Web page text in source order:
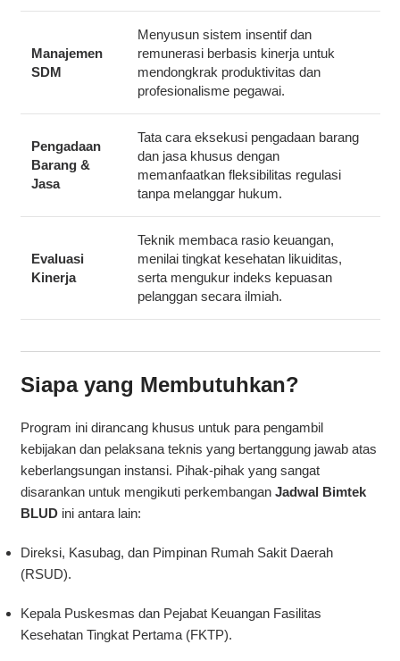
Manajemen
SDM
Menyusun sistem insentif dan
remunerasi berbasis kinerja untuk
mendongkrak produktivitas dan
profesionalisme pegawai.
Pengadaan
Barang &
Jasa
Tata cara eksekusi pengadaan barang
dan jasa khusus dengan
memanfaatkan fleksibilitas regulasi
tanpa melanggar hukum.
Evaluasi
Kinerja
Teknik membaca rasio keuangan,
menilai tingkat kesehatan likuiditas,
serta mengukur indeks kepuasan
pelanggan secara ilmiah.
Siapa yang Membutuhkan?
Program ini dirancang khusus untuk para pengambil
kebijakan dan pelaksana teknis yang bertanggung jawab atas
keberlangsungan instansi. Pihak-pihak yang sangat
disarankan untuk mengikuti perkembangan Jadwal Bimtek
BLUDini antara lain:
Direksi, Kasubag, dan Pimpinan Rumah Sakit Daerah
(RSUD).
Kepala Puskesmas dan Pejabat Keuangan Fasilitas
Kesehatan Tingkat Pertama (FKTP).